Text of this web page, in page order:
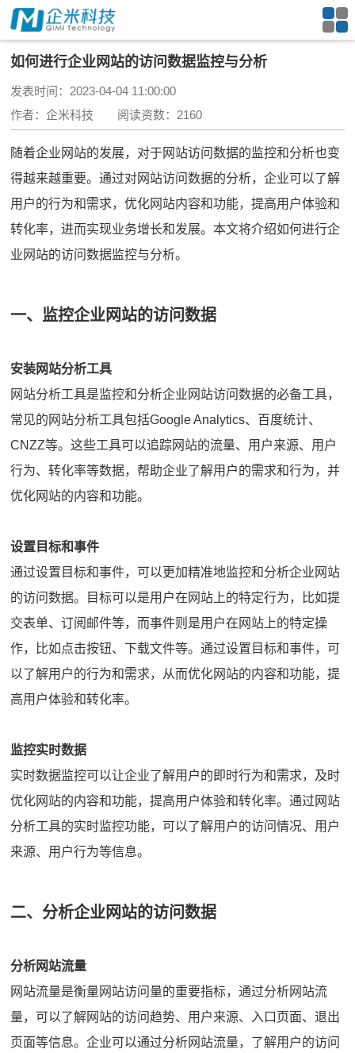
如何进行企业网站的访问数据监控与分析
发表时间：2023-04-04 11:00:00
作者：企米科技 阅读资数：2160
随着企业网站的发展，对于网站访问数据的监控和分析也变
得越来越重要。通过对网站访问数据的分析，企业可以了解
用户的行为和需求，优化网站内容和功能，提高用户体验和
转化率，进而实现业务增长和发展。本文将介绍如何进行企
业网站的访问数据监控与分析。
一、监控企业网站的访问数据
安装网站分析工具
网站分析工具是监控和分析企业网站访问数据的必备工具，
常见的网站分析工具包括Google Analytics、百度统计、
CNZZ等。这些工具可以追踪网站的流量、用户来源、用户
行为、转化率等数据，帮助企业了解用户的需求和行为，并
优化网站的内容和功能。
设置目标和事件
通过设置目标和事件，可以更加精准地监控和分析企业网站
的访问数据。目标可以是用户在网站上的特定行为，比如提
交表单、订阅邮件等，而事件则是用户在网站上的特定操
作，比如点击按钮、下载文件等。通过设置目标和事件，可
以了解用户的行为和需求，从而优化网站的内容和功能，提
高用户体验和转化率。
监控实时数据
实时数据监控可以让企业了解用户的即时行为和需求，及时
优化网站的内容和功能，提高用户体验和转化率。通过网站
分析工具的实时监控功能，可以了解用户的访问情况、用户
来源、用户行为等信息。
二、分析企业网站的访问数据
分析网站流量
网站流量是衡量网站访问量的重要指标，通过分析网站流
量，可以了解网站的访问趋势、用户来源、入口页面、退出
页面等信息。企业可以通过分析网站流量，了解用户的访问